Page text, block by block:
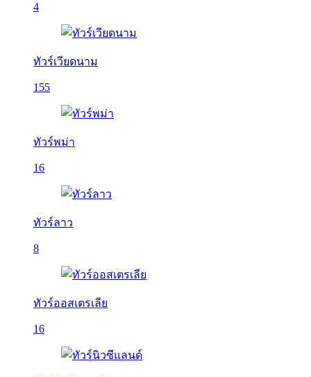
4
ทัวร์เวียดนาม
155
ทัวร์พม่า
16
ทัวร์ลาว
8
ทัวร์ออสเตรเลีย
16